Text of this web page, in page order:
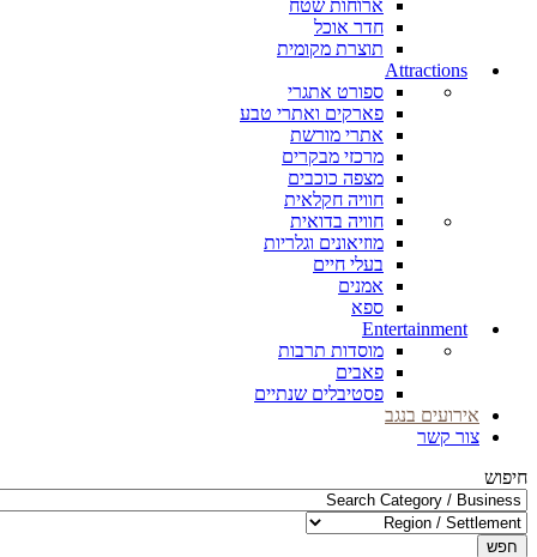
ארוחות שטח
חדר אוכל
תוצרת מקומית
Attractions
ספורט אתגרי
פארקים ואתרי טבע
אתרי מורשת
מרכזי מבקרים
מצפה כוכבים
חוויה חקלאית
חוויה בדואית
מוזיאונים וגלריות
בעלי חיים
אמנים
ספא
Entertainment
מוסדות תרבות
פאבים
פסטיבלים שנתיים
אירועים בנגב
צור קשר
חיפוש
חפש